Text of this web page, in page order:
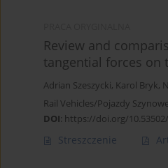
Review and
tangential forces on
Adrian Szeszycki, Karol Bryk,
Rail Vehicles/Pojazdy
DOI: https://doi.org/
Streszczenie